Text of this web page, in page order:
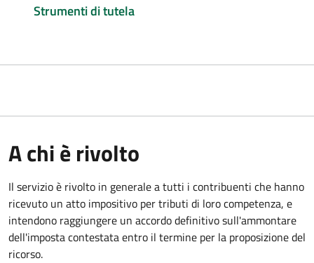
Strumenti di tutela
A chi è rivolto
Il servizioè rivolto in generale a tutti i contribuenti che hanno
ricevuto un atto impositivo per tributi di loro competenza, e
intendono raggiungere un accordo definitivo sull'ammontare
dell'imposta contestata entro il termine per la proposizione del
ricorso.